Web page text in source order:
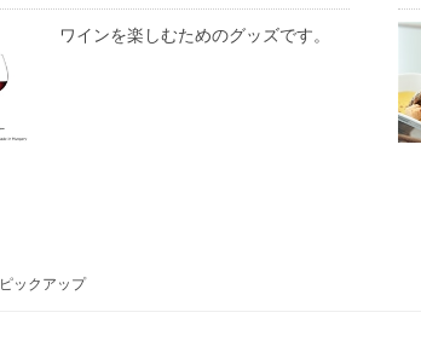
ワインを楽しむためのグッズです。
ピックアップ